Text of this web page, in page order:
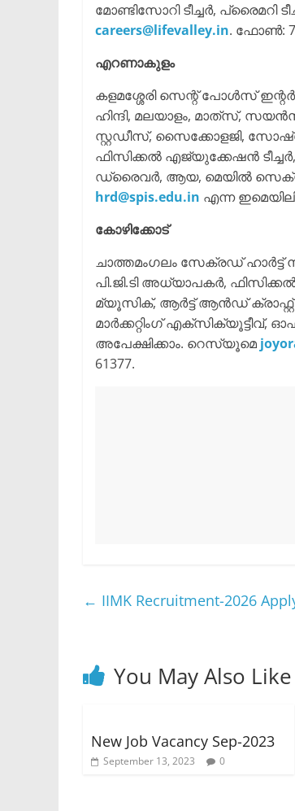
മോണ്ടിസോറി ടീച്ചർ, പ്രൈമറി
careers@lifevalley.in. ഫോൺ:
എറണാകുളം
കളമശ്ശേരി സെന്റ് പോൾസ്
ഹിന്ദി, മലയാളം, മാത്‌സ്,
സ്റ്റഡീസ്, സൈക്കോളജി,
ഫിസിക്കൽ എജ്യുക്കേഷൻ
ഡ്രൈവർ, ആയ, മെയിൽ
hrd@spis.edu.in എന്ന
കോഴിക്കോട്
ചാത്തമംഗലം സേക്രഡ്
പി.ജി.ടി അധ്യാപകർ,
മ്യൂസിക്, ആർട്ട് ആൻഡ് ക്രാഫ്റ്റ്
മാർക്കറ്റിംഗ് എക്‌സിക്യൂട്ടീവ്,
അപേക്ഷിക്കാം. റെസ്യൂമെ
61377.
← IIMK Recruitment-2026
You May Also Like
New Job Vacancy Sep-2023
September 13, 2023 0